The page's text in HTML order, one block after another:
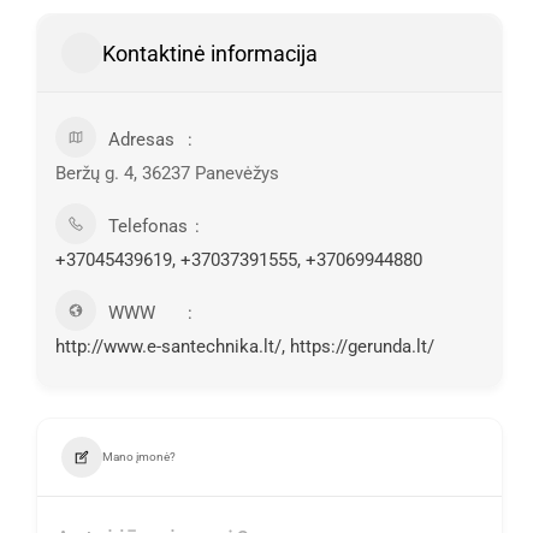
Kontaktinė informacija
Adresas
Beržų g. 4, 36237 Panevėžys
Telefonas
+37045439619, +37037391555, +37069944880
WWW
http://www.e-santechnika.lt/, https://gerunda.lt/
Mano įmonė?